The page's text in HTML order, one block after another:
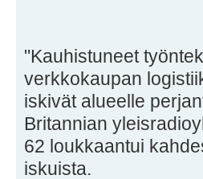
"Kauhistuneet
verkkokaupan
iskivät alueelle
Britannian
62 loukkaantui
iskuista.